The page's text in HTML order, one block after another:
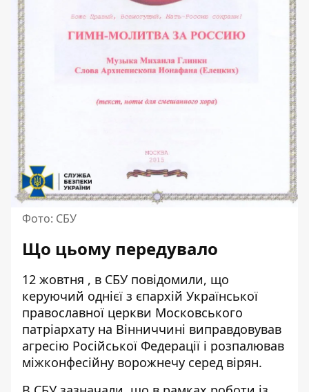
Фото: СБУ
Що цьому передувало
12 жовтня , в СБУ повідомили, що
керуючий однієї з єпархій Української
православної церкви Московського
патріархату на Вінниччині виправдовував
агресію Російської Федерації і розпалював
міжконфесійну ворожнечу серед вірян.